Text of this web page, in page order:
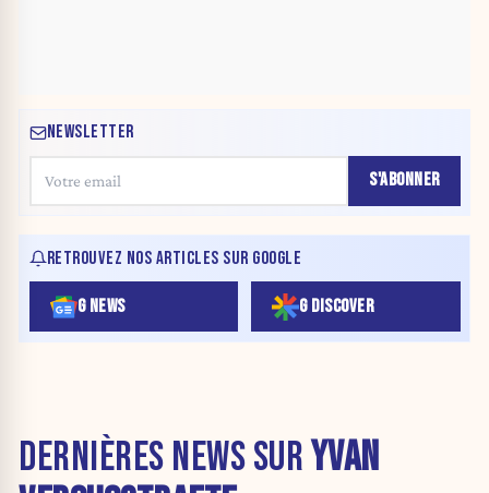
NEWSLETTER
S'ABONNER
RETROUVEZ NOS ARTICLES SUR GOOGLE
G NEWS G DISCOVER
DERNIÈRES NEWS SURYVAN